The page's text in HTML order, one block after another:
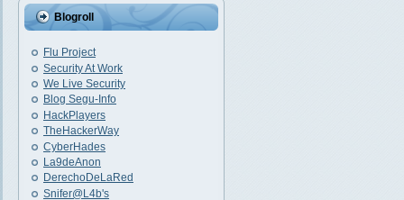
Blogroll
Flu Project
Security At Work
We Live Security
Blog Segu-Info
HackPlayers
TheHackerWay
CyberHades
La9deAnon
DerechoDeLaRed
Snifer@L4b's